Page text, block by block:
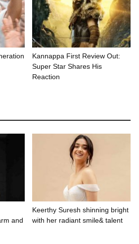
Kannappa First Review Out:
Super Star Shares His
Reaction
and
Keerthy Suresh shinning bright
with her radiant smile& talent